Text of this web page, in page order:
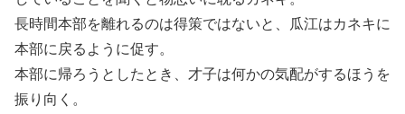
長時間本部を離れるのは得策ではないと、瓜江はカネキに
本部に戻るように促す。
本部に帰ろうとしたとき、才子は何かの気配がするほうを
振り向く。